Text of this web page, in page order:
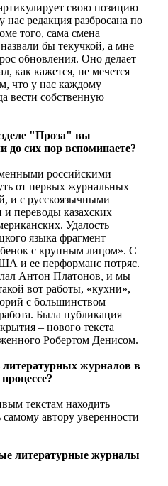
свою позицию
редакция разбросана по
того, сама смена
бы текучкой, а мне
обновления. Оно делает
как кажется, не мечется
что у нас каждому
вести собственную
"Проза" вы
до сих пор вспоминаете?
российскими
от первых журнальных
и с русскоязычными
переводы казахских
Удалость
языка фрагмент
с крупным лицом». С
и ее перформанс потряс.
Антон Платонов, и мы
вот работы, «кухни»,
с большинством
Была публикация
– нового текста
Робертом Денисом.
журналов в
текстам находить
автору уверенности
литературные журналы